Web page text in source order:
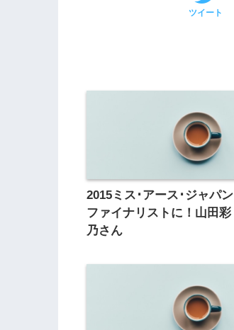
ツイート
2015ミス･アース･ジャパン
ファイナリストに！山田彩
乃さん